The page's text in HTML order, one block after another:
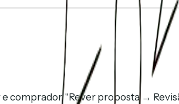
comprador. "Rever proposta →